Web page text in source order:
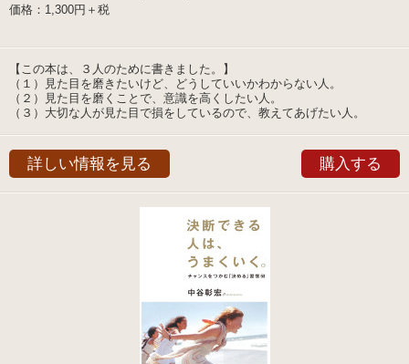
価格：1,300円＋税
【この本は、３人のために書きました。】
（１）見た目を磨きたいけど、どうしていいかわからない人。
（２）見た目を磨くことで、意識を高くしたい人。
（３）大切な人が見た目で損をしているので、教えてあげたい人。
詳しい情報を見る 購入する